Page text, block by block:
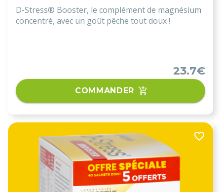
D-Stress® Booster, le complément de magnésium
concentré, avec un goût pêche tout doux !
23.7€
COMMANDER